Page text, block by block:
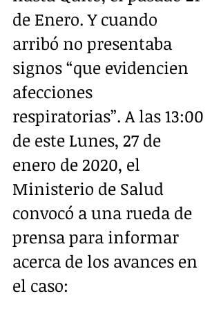
de Enero. Y cuando
arribó no presentaba
signos “que evidencien
afecciones
respiratorias”. A las 13:00
de este Lunes, 27 de
enero de 2020, el
Ministerio de Salud
convocó a una rueda de
prensa para informar
acerca de los avances en
el caso: